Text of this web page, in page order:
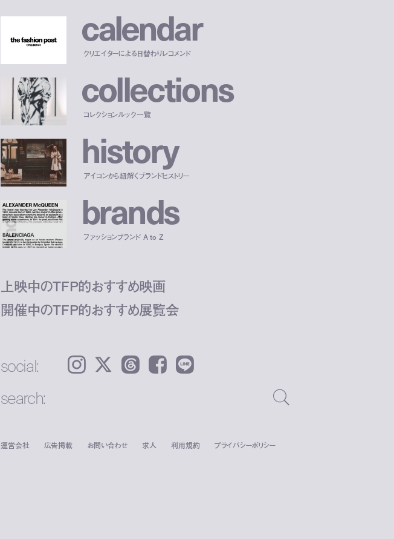
calendar
クリエイターによる日替わりレコメンド
collections
コレクションルック一覧
history
アイコンから紐解くブランドヒストリー
brands
ファッションブランド A to Z
上映中のTFP的おすすめ映画
開催中のTFP的おすすめ展覧会
social: Instagram 𝕏 Threads Facebook LINE
search:
運営会社 広告掲載 お問い合わせ 求人 利用規約 プライバシーポリシー